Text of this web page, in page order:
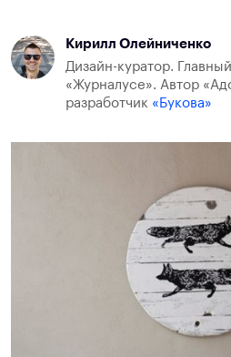
Кирилл Олейниченко
Дизайн-куратор.
«Журналусе». Автор
разработчик «Букова»